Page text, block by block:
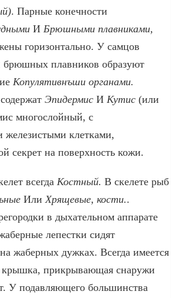
. Парные конечности
И Брюшными плавниками,
горизонтально. У самцов
брюшных плавников образуют
Копулятивнъши органами.
Эпидермис И Кутис (или
многослойный, с
клет­ками,
секрет на поверхность кожи.
всегда Костный. В скелете рыб
Или Хрящевые, кости..
в дыхательном аппарате
лепестки сидят
жаберных дужках. Всегда имеется
крышка, прикрываю­щая снаружи
У подавляющего большинства